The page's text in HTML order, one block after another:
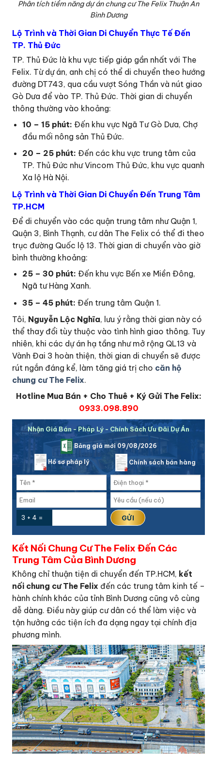
Phân tích tiềm năng dự án chung cư The Felix Thuận An
Bình Dương
Lộ Trình và Thời Gian Di Chuyển Thực Tế Đến
TP. Thủ Đức
TP. Thủ Đức là khu vực tiếp giáp gần nhất với The
Felix. Từ dự án, anh chị có thể di chuyển theo hướng
đường DT743, qua cầu vượt Sóng Thần và nút giao
Gò Dưa để vào TP. Thủ Đức. Thời gian di chuyển
thông thường vào khoảng:
10 – 15 phút: Đến khu vực Ngã Tư Gò Dưa, Chợ
đầu mối nông sản Thủ Đức.
20 – 25 phút: Đến các khu vực trung tâm của
TP. Thủ Đức như Vincom Thủ Đức, khu vực quanh
Xa lộ Hà Nội.
Lộ Trình và Thời Gian Di Chuyển Đến Trung Tâm
TP.HCM
Để di chuyển vào các quận trung tâm như Quận 1,
Quận 3, Bình Thạnh, cư dân The Felix có thể đi theo
trục đường Quốc lộ 13. Thời gian di chuyển vào giờ
bình thường khoảng:
25 – 30 phút: Đến khu vực Bến xe Miền Đông,
Ngã tư Hàng Xanh.
35 – 45 phút: Đến trung tâm Quận 1.
Tôi, Nguyễn Lộc Nghĩa, lưu ý rằng thời gian này có
thể thay đổi tùy thuộc vào tình hình giao thông. Tuy
nhiên, khi các dự án hạ tầng như mở rộng QL13 và
Vành Đai 3 hoàn thiện, thời gian di chuyển sẽ được
rút ngắn đáng kể, làm tăng giá trị cho căn hộ
chung cư The Felix.
Hotline Mua Bán + Cho Thuê + Ký Gửi The Felix:
0933.098.890
Nhận Giá Bán - Pháp Lý - Chính Sách Ưu Đãi Dự Án
Bảng giá mới 09/08/2026
Hồ sơ pháp lý Chính sách bán hàng
3 + 4 =
Kết Nối Chung Cư The Felix Đến Các
Trung Tâm Của Bình Dương
Không chỉ thuận tiện di chuyển đến TP.HCM, kết
nối chung cư The Felix đến các trung tâm kinh tế –
hành chính khác của tỉnh Bình Dương cũng vô cùng
dễ dàng. Điều này giúp cư dân có thể làm việc và
tận hưởng các tiện ích đa dạng ngay tại chính địa
phương mình.